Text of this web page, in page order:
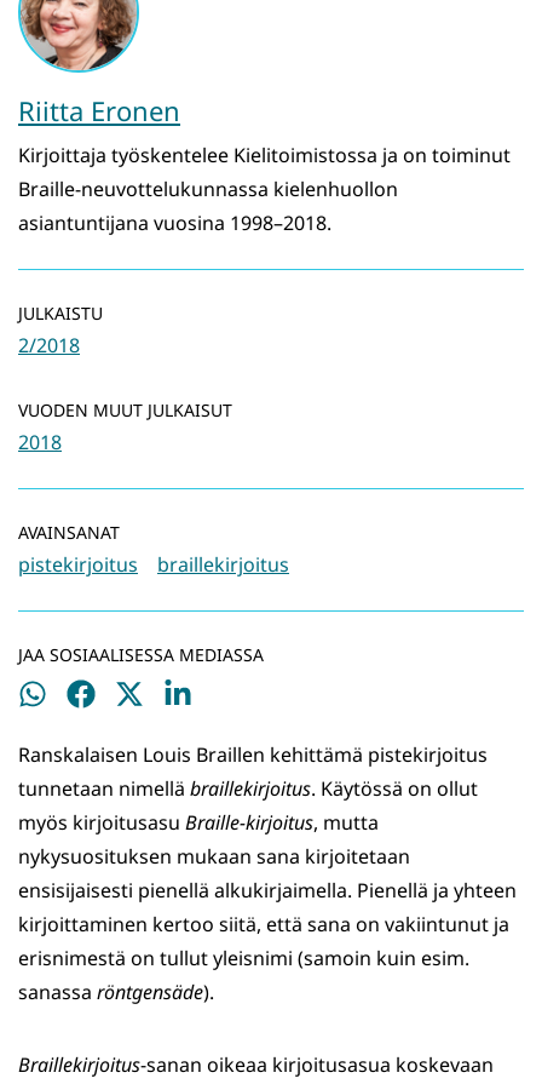
Riitta Eronen
Kirjoittaja työskentelee Kielitoimistossa ja on toiminut
Braille-neuvottelukunnassa kielenhuollon
asiantuntijana vuosina 1998–2018.
JULKAISTU
2/2018
VUODEN MUUT JULKAISUT
2018
AVAINSANAT
pistekirjoitus braillekirjoitus
JAA SOSIAALISESSA MEDIASSA
Jaa
Jaa
Jaa
Jaa
Ranskalaisen Louis Braillen kehittämä pistekirjoitus
tunnetaan nimellä braillekirjoitus. Käytössä on ollut
myös kirjoitusasu Braille-kirjoitus, mutta
nykysuosituksen mukaan sana kirjoitetaan
ensisijaisesti pienellä alkukirjaimella. Pienellä ja yhteen
kirjoittaminen kertoo siitä, että sana on vakiintunut ja
erisnimestä on tullut yleisnimi (samoin kuin esim.
sanassa röntgensäde).
Braillekirjoitus-sanan oikeaa kirjoitusasua koskevaan